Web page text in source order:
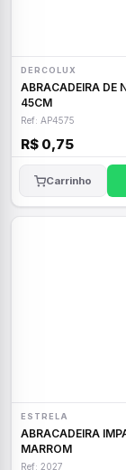
DERCOLUX
ABRACADEIRA DE
45CM
Ref: AP4575
R$ 0,75
Carrinho
ESTRELA
ABRACADEIRA
MARROM
Ref: 2027